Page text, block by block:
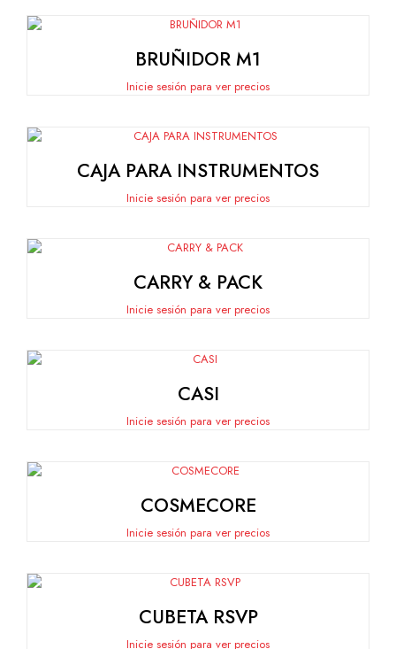
BRUÑIDOR M1
Inicie sesión para ver precios
CAJA PARA INSTRUMENTOS
Inicie sesión para ver precios
CARRY & PACK
Inicie sesión para ver precios
CASI
Inicie sesión para ver precios
COSMECORE
Inicie sesión para ver precios
CUBETA RSVP
Inicie sesión para ver precios